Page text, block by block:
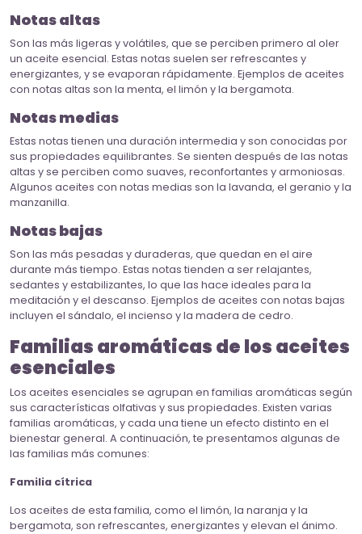
Notas altas
Son las más ligeras y volátiles, que se perciben primero al oler
un aceite esencial. Estas notas suelen ser refrescantes y
energizantes, y se evaporan rápidamente. Ejemplos de aceites
con notas altas son la menta, el limón y la bergamota.
Notas medias
Estas notas tienen una duración intermedia y son conocidas por
sus propiedades equilibrantes. Se sienten después de las notas
altas y se perciben como suaves, reconfortantes y armoniosas.
Algunos aceites con notas medias son la lavanda, el geranio y la
manzanilla.
Notas bajas
Son las más pesadas y duraderas, que quedan en el aire
durante más tiempo. Estas notas tienden a ser relajantes,
sedantes y estabilizantes, lo que las hace ideales para la
meditación y el descanso. Ejemplos de aceites con notas bajas
incluyen el sándalo, el incienso y la madera de cedro.
Familias aromáticas de los aceites
esenciales
Los aceites esenciales se agrupan en familias aromáticas según
sus características olfativas y sus propiedades. Existen varias
familias aromáticas, y cada una tiene un efecto distinto en el
bienestar general. A continuación, te presentamos algunas de
las familias más comunes:
Familia cítrica
Los aceites de esta familia, como el limón, la naranja y la
bergamota, son refrescantes, energizantes y elevan el ánimo.